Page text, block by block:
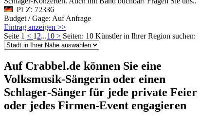
PLZ: 72336
Budget / Gage: Auf Anfrage
Eintrag anzeigen >>
Seite 1 < 1 2...10 > Seiten: 10 Künstler in Ihrer Region suchen:
Auf Crabbel.de können Sie eine
Volksmusik-Sängerin oder einen
Schlager-Sänger für jede private Feier
oder jedes Firmen-Event engagieren